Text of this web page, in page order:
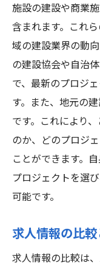
施設の建設や商業
含まれます。これ
域の建設業界の動
の建設協会や自治
で、最新のプロジ
す。また、地元の
です。これにより
のか、どのプロジ
ことができます。
プロジェクトを選
可能です。
求人情報の比
求人情報の比較は